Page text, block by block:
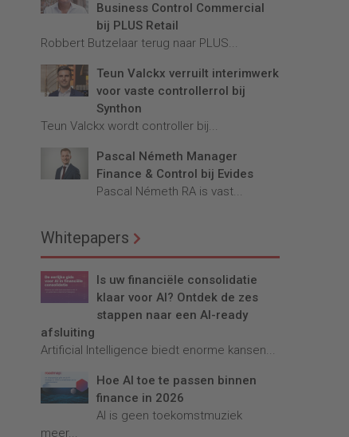
Business Control Commercial
bij PLUS Retail
Robbert Butzelaar terug naar PLUS...
Teun Valckx verruilt interimwerk
voor vaste controllerrol bij
Synthon
Teun Valckx wordt controller bij...
Pascal Németh Manager
Finance & Control bij Evides
Pascal Németh RA is vast...
Whitepapers
Is uw financiële consolidatie
klaar voor AI? Ontdek de zes
stappen naar een AI-ready
afsluiting
Artificial Intelligence biedt enorme kansen...
Hoe AI toe te passen binnen
finance in 2026
AI is geen toekomstmuziek
meer...